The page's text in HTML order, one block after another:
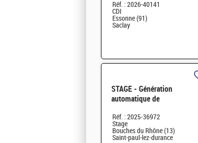
Physique du
cycle/neutronique H/F
Réf. : 2026-40141
CDI
Essonne (91)
Saclay
STAGE - Génération
automatique de
H/F
Réf. : 2025-36972
Stage
Bouches du Rhône (13)
Saint-paul-lez-durance